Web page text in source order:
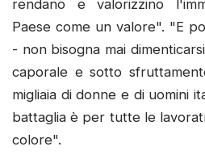
rendano e valorizzino
Paese come un valore". "E
- non bisogna mai
caporale e sotto
migliaia di donne e di uomini
battaglia è per tutte le
colore".